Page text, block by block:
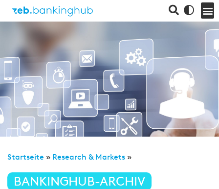
Startseite » Research & Markets »
BANKINGHUB-ARCHIV